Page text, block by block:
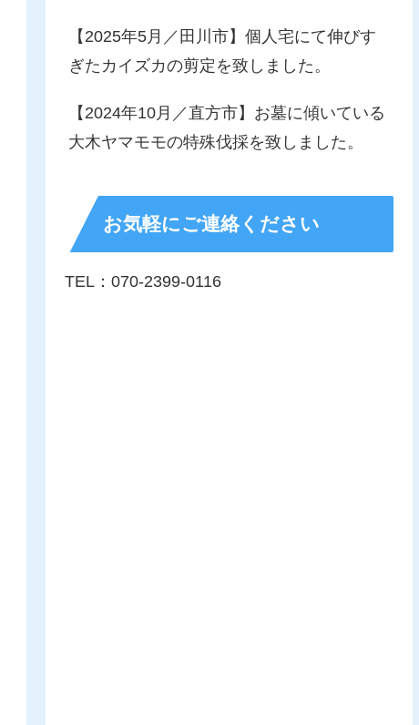
【2025年5月／田川市】個人宅にて伸びす
ぎたカイズカの剪定を致しました。
【2024年10月／直方市】お墓に傾いている
大木ヤマモモの特殊伐採を致しました。
お気軽にご連絡ください
TEL：070-2399-0116